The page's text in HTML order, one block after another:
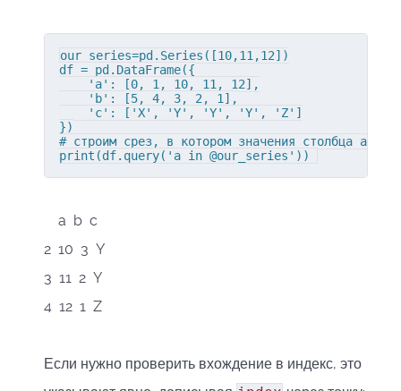
our_series=pd.Series([10,11,12])
df = pd.DataFrame({
    'a': [0, 1, 10, 11, 12],
    'b': [5, 4, 3, 2, 1],
    'c': ['X', 'Y', 'Y', 'Y', 'Z']
})
# строим срез, в котором значения столбца a
print(df.query('a in @our_series'))
a b c
2 10 3 Y
3 11 2 Y
4 12 1 Z
Если нужно проверить вхождение в индекс, это